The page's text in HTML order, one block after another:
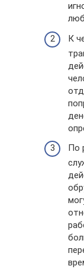
К
По